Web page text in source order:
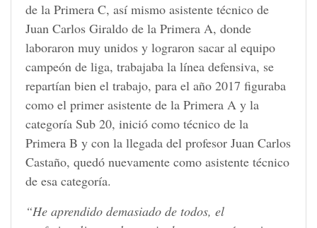
de la Primera C, así mismo asistente técnico de
Juan Carlos Giraldo de la Primera A, donde
laboraron muy unidos y lograron sacar al equipo
campeón de liga, trabajaba la línea defensiva, se
repartían bien el trabajo, para el año 2017 figuraba
como el primer asistente de la Primera A y la
categoría Sub 20, inició como técnico de la
Primera B y con la llegada del profesor Juan Carlos
Castaño, quedó nuevamente como asistente técnico
de esa categoría.
“He aprendido demasiado de todos, el